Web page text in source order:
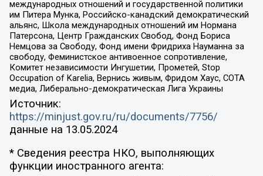
международных отношений и государственной политики
им Питера Мунка, Российско-канадский демократический
альянс, Школа международных отношений им Нормана
Патерсона, Центр Гражданских Свобод, Фонд Бориса
Немцова за Свободу, Фонд имени Фридриха Науманна за
свободу, Феминистское антивоенное сопротивление,
Комитет независимости Ингушетии, Прометей, Stop
Occupation of Karelia, Вернись живым, Фридом Хаус, СОТА
медиа, Либерально-демократическая Лига Украины
Источник:
https://minjust.gov.ru/ru/documents/7756/
данные на 13.05.2024
* Сведения реестра НКО, выполняющих
функции иностранного агента: